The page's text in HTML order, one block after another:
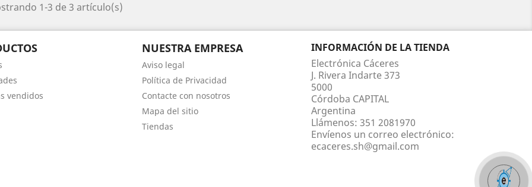
1-3 de 3 artículo(s)
vendidos
NUESTRA EMPRESA
Aviso legal
Política de Privacidad
Contacte con nosotros
Mapa del sitio
Tiendas
INFORMACIÓN DE LA TIENDA
Electrónica Cáceres
J. Rivera Indarte 373
5000
Córdoba CAPITAL
Argentina
Llámenos: 351 2081970
Envíenos un correo electrónico:
ecaceres.sh@gmail.com